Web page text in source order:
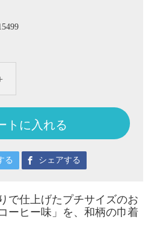
トに入れる
る シェアする
で仕上げたプチサイズのお
ーヒー味」を、和柄の巾着